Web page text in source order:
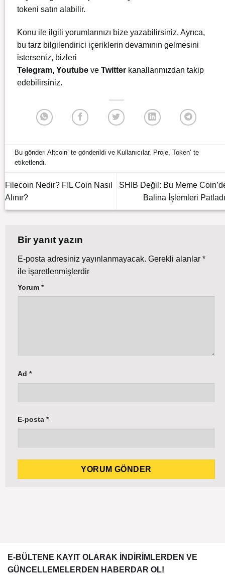
tokeni satın alabilir.
Konu ile ilgili yorumlarınızı bize yazabilirsiniz. Ayrıca,
bu tarz bilgilendirici içeriklerin devamının gelmesini
isterseniz, bizleri
Telegram, Youtube ve Twitter kanallarımızdan takip
edebilirsiniz.
Bu gönderiAltcoin’ te gönderildi ve Kullanıcılar, Proje,Token’ te
etiketlendi.
Filecoin Nedir? FIL Coin Nasıl
Alınır?
SHIB Değil: Bu Meme
Balina İşlemleri
Bir yanıt yazın
E-posta adresiniz yayınlanmayacak. Gerekli alanlar *
ile işaretlenmişlerdir
Yorum *
Ad *
E-posta *
E-BÜLTENE KAYIT OLARAK İNDİRİMLERDEN VE
GÜNCELLEMELERDEN HABERDAR OL!